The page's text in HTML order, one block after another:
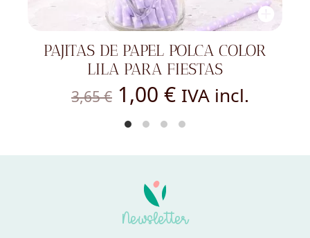
PAJITAS DE PAPEL POLCA COLOR
LILA PARA FIESTAS
3,65€ El
precio
original
era:
3,65 €.
1,00 €El
precio
actual
es:
IVA incl.
Newsletter